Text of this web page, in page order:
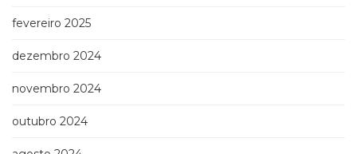
Turismo
Vida
(32)
fevereiro 2025
dezembro 2024
novembro 2024
outubro 2024